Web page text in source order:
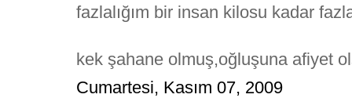
fazlalığım bir insan kilosu kadar
kek şahane olmuş,oğluşuna afiyet
Cumartesi, Kasım 07, 2009